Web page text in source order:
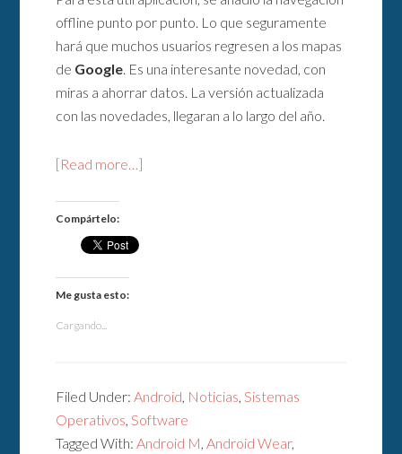
offline punto por punto. Lo que seguramente
hará que muchos usuarios regresen a los mapas
de Google. Es una interesante novedad, con
miras a ahorrar datos. La versión actualizada
con las novedades, llegaran a lo largo del año.
[Read more…]
Compártelo:
Me gusta esto:
Cargando...
Filed Under:Android, Noticias,Sistemas
Operativos,Software
Tagged With:Android M,Android Wear,